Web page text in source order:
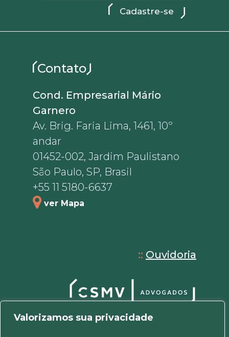
Valorizamos sua privacidade
Contato
Cond. Empresarial Mário
Garnero
Av. Brig. Faria Lima, 1461, 10º
andar
01452-002, Jardim Paulistano
São Paulo, SP, Brasil
+55 11 5180-6637
ver Mapa
:: Ouvidoria